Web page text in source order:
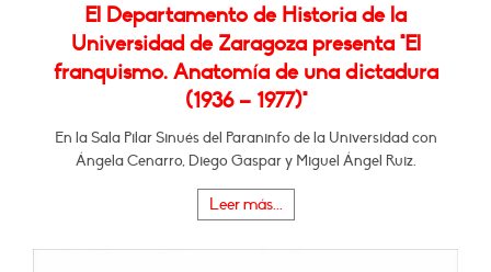
El Departamento de Historia de la
Universidad de Zaragoza presenta "El
franquismo. Anatomía de una dictadura
(1936 – 1977)"
En la Sala Pilar Sinués del Paraninfo de la Universidad con
Ángela Cenarro, Diego Gaspar y Miguel Ángel Ruiz.
Leer más...